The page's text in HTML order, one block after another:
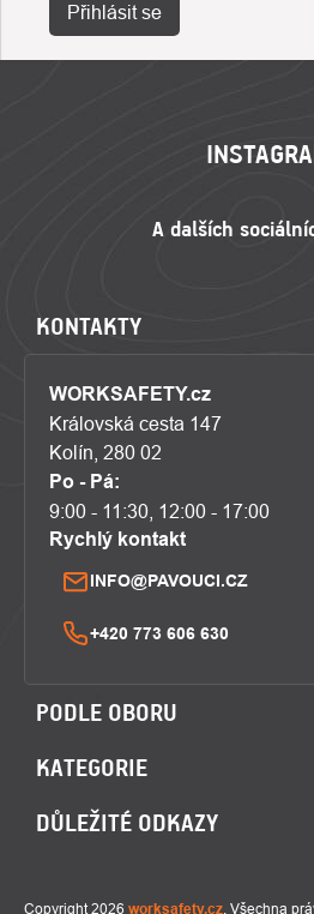
Přihlásit se
KONTAKTY
WORKSAFETY.cz
Královská cesta 147
Kolín, 280 02
Po - Pá:
9:00 - 11:30, 12:00 - 17:00
Rychlý kontakt
INFO@PAVOUCI.CZ
+420 773 606 630
PODLE OBORU
KATEGORIE
DŮLEŽITÉ ODKAZY
Copyright 2026 worksafety.cz. Všechna